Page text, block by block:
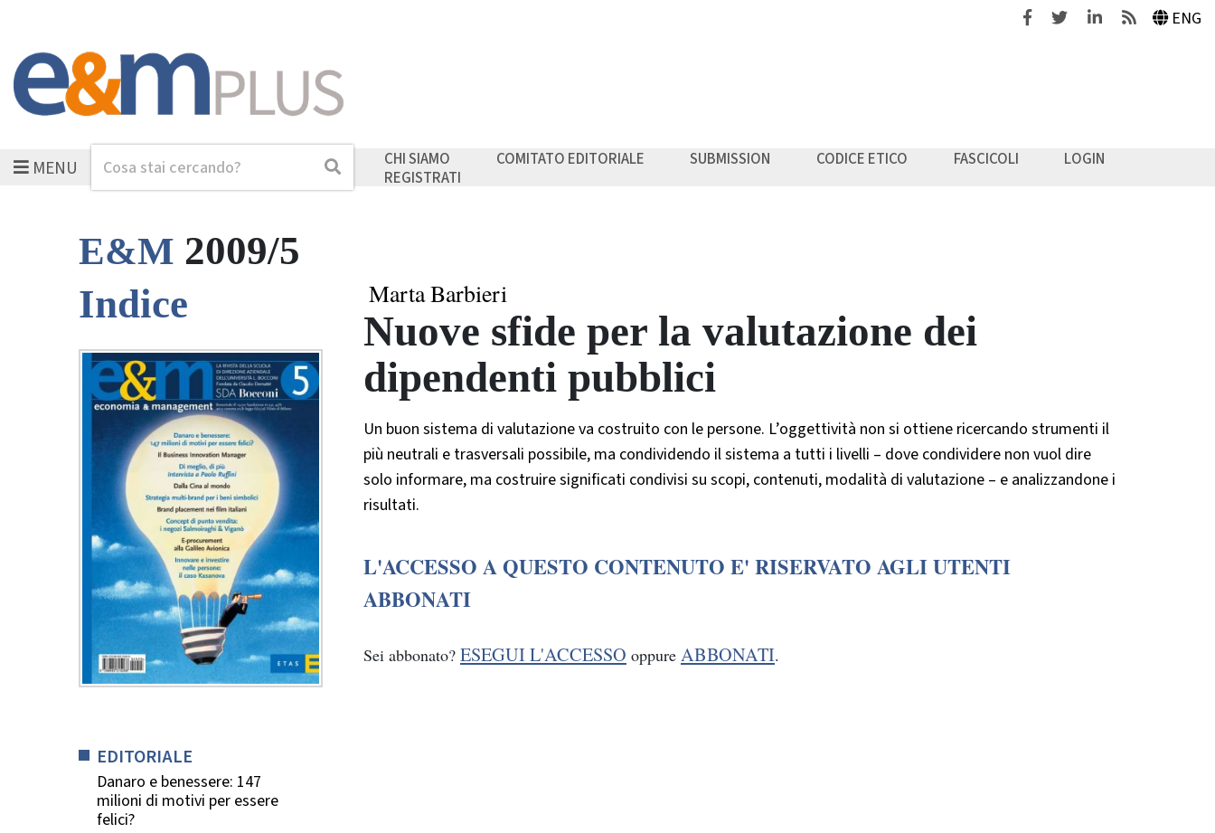
FacebookTwitterLinkedinFeeds ENG
MENUCerca Cerca CHI SIAMO COMITATO EDITORIALE SUBMISSION CODICE ETICO FASCICOLI
LOGIN
REGISTRATI
E&M 2009/5
Indice
EDITORIALE
Danaro e benessere: 147
milioni di motivi per essere
felici?
Marta Barbieri
Nuove sfide per la valutazione dei
dipendenti pubblici
Un buon sistema di valutazione va costruito con le persone. L’oggettività non si ottiene ricercando strumenti il
più neutrali e trasversali possibile, ma condividendo il sistema a tutti i livelli – dove condividere non vuol dire
solo informare, ma costruire significati condivisi su scopi, contenuti, modalità di valutazione – e analizzandone i
risultati.
L'ACCESSO A QUESTO CONTENUTO E' RISERVATO AGLI UTENTI
ABBONATI
Sei abbonato? ESEGUI L'ACCESSO oppure ABBONATI.